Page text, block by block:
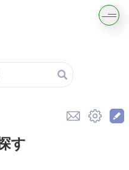
す